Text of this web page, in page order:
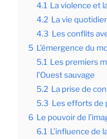
4.1 La violence et
4.2 La vie
4.3 Les conflits
5 L’émergence du
5.1 Les premiers
l’Ouest sauvage
5.2 La prise de
5.3 Les efforts de
6 Le pouvoir de
6.1 L’influence de